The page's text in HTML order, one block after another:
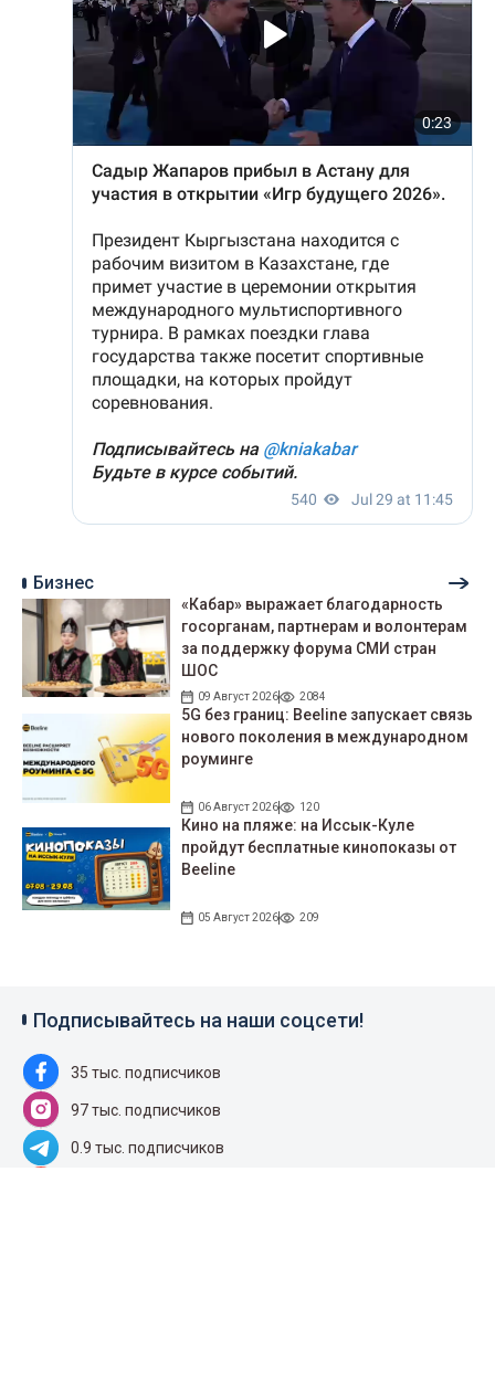
Бизнес
«Кабар» выражает благодарность
госорганам, партнерам и волонтерам
за поддержку форума СМИ стран
ШОС
09 Август 2026 2084
5G без границ: Beeline запускает связь
нового поколения в международном
роуминге
06 Август 2026 120
Кино на пляже: на Иссык-Куле
пройдут беcплатные кинопоказы от
Beeline
05 Август 2026 209
Подписывайтесь на наши соцсети!
35 тыс. подписчиков
97 тыс. подписчиков
0.9 тыс. подписчиков